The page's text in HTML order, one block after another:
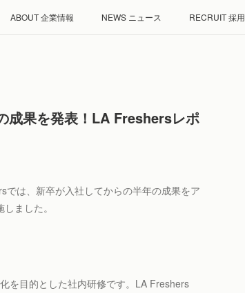
ABOUT 企業情報 NEWS ニュース RECRUIT 採用
成果を発表！LA Freshersレポ
は、新卒が入社してからの半年の成果をア
ました。
を目的とした社内研修です。LA Freshers